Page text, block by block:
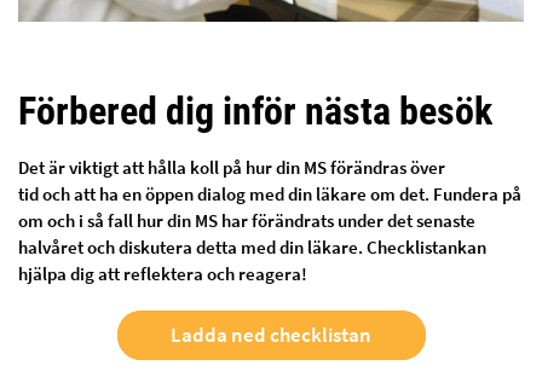
Förbered dig inför nästa besök
Det är viktigt att hålla koll på hur din MS förändras över
tid och att ha en öppen dialog med din läkare om det. Fundera på
om och i så fall hur din MS har förändrats under det senaste
halvåret och diskutera detta med din läkare. Checklistankan
hjälpa dig att reflektera och reagera!
Ladda ned checklistan